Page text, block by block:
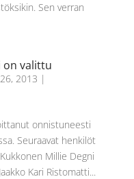
Sen verran
on valittu
2013 |
onnistuneesti
Seuraavat henkilöt
Millie Degni
Kari Ristomatti...